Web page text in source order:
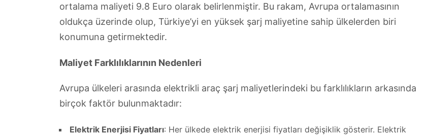
ortalama maliyeti 9.8 Euro olarak belirlenmiştir. Bu rakam, Avrupa ortalamasının
oldukça üzerinde olup, Türkiye’yi en yüksek şarj maliyetine sahip ülkelerden biri
konumuna getirmektedir.
Maliyet Farklılıklarının Nedenleri
Avrupa ülkeleri arasında elektrikli araç şarj maliyetlerindeki bu farklılıkların arkasında
birçok faktör bulunmaktadır:
Elektrik Enerjisi Fiyatları: Her ülkede elektrik enerjisi fiyatları değişiklik gösterir. Elektrik